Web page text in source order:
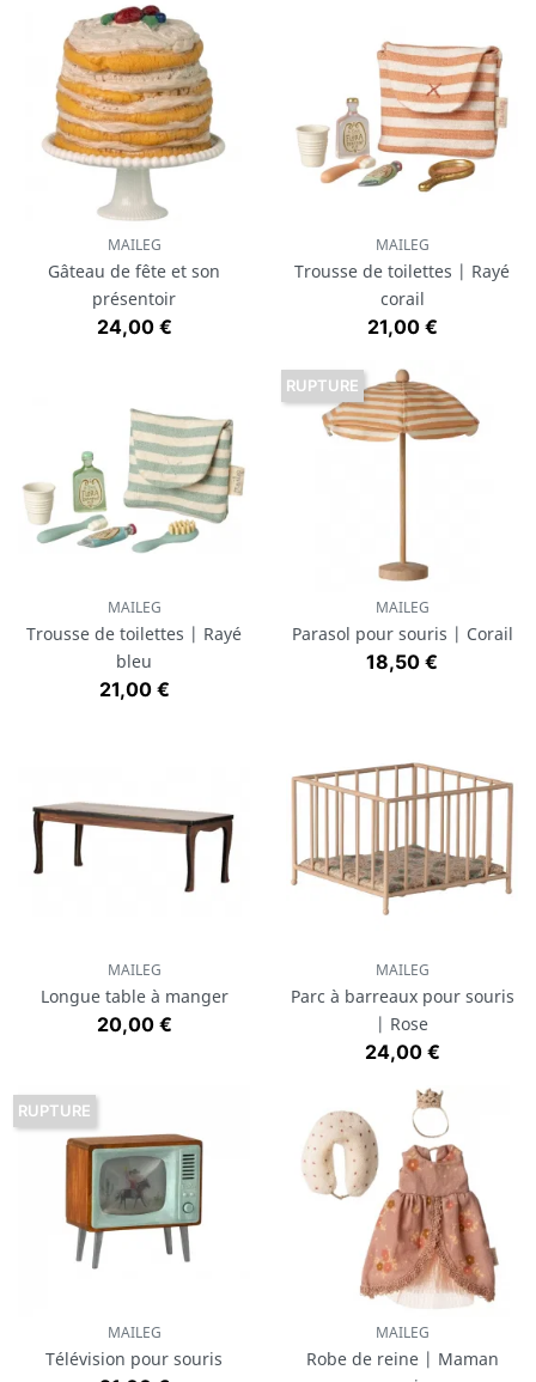
MAILEG
Gâteau de fête et son
présentoir
Prix
24,00 €
MAILEG
Trousse de toilettes | Rayé
corail
Prix
21,00 €
MAILEG
Trousse de toilettes | Rayé
bleu
Prix
21,00 €
MAILEG
Parasol pour souris | Corail
Prix
18,50 €
RUPTURE
MAILEG
Longue table à manger
Prix
20,00 €
MAILEG
Parc à barreaux pour souris
| Rose
Prix
24,00 €
MAILEG
Télévision pour souris
RUPTURE
MAILEG
Robe de reine | Maman